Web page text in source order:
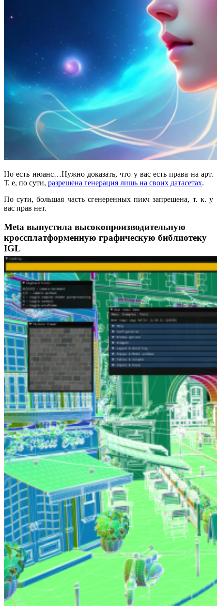
Но есть нюанс…Нужно доказать, что у вас есть права на арт.
Т. е, по сути, разрешена генерация лишь на своих датасетах.
По сути, большая часть сгенеренных пикч запрещена, т. к. у
вас прав нет.
Meta выпустила высокопроизводительную
кроссплатформенную графическую библиотеку
IGL